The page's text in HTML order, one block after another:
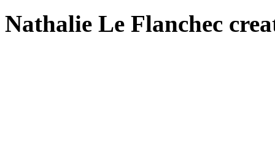
Nathalie Le Flanchec